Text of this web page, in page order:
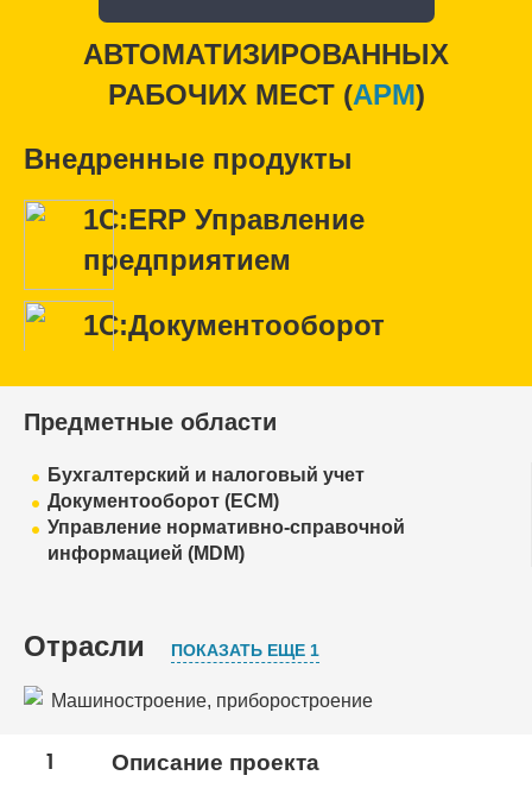
АВТОМАТИЗИРОВАННЫХ
РАБОЧИХ МЕСТ (APM)
Внедренные продукты
1С:ERP Управление
предприятием
1С:Документооборот
Предметные области
Бухгалтерский и налоговый учет
Документооборот (ECM)
Управление нормативно-справочной
информацией (MDM)
Отрасли ПОКАЗАТЬ ЕЩЕ 1
Машиностроение, приборостроение
Оборонно-промышленный комплекс
1 Описание проекта